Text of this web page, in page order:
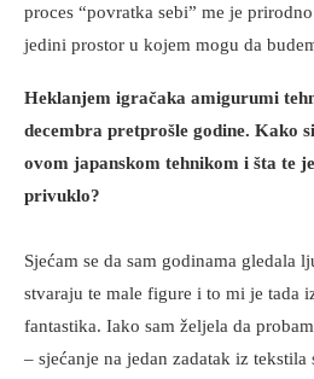
proces “povratka sebi” me je
jedini prostor u kojem mogu da
Heklanjem igračaka amigurumi
decembra pretprošle godine. Kako
ovom japanskom tehnikom i šta te
privuklo?
Sjećam se da sam godinama gledala
stvaraju te male figure i to mi je tada
fantastika. Iako sam željela da
– sjećanje na jedan zadatak iz tekstila